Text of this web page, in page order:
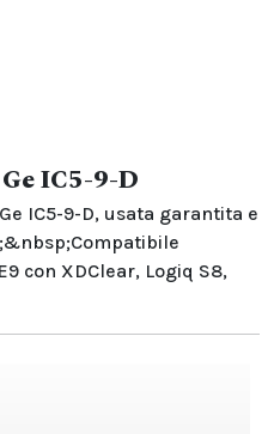
IC5-9-D
IC5-9-D, usata garantita e
con XDClear, Logiq S8,